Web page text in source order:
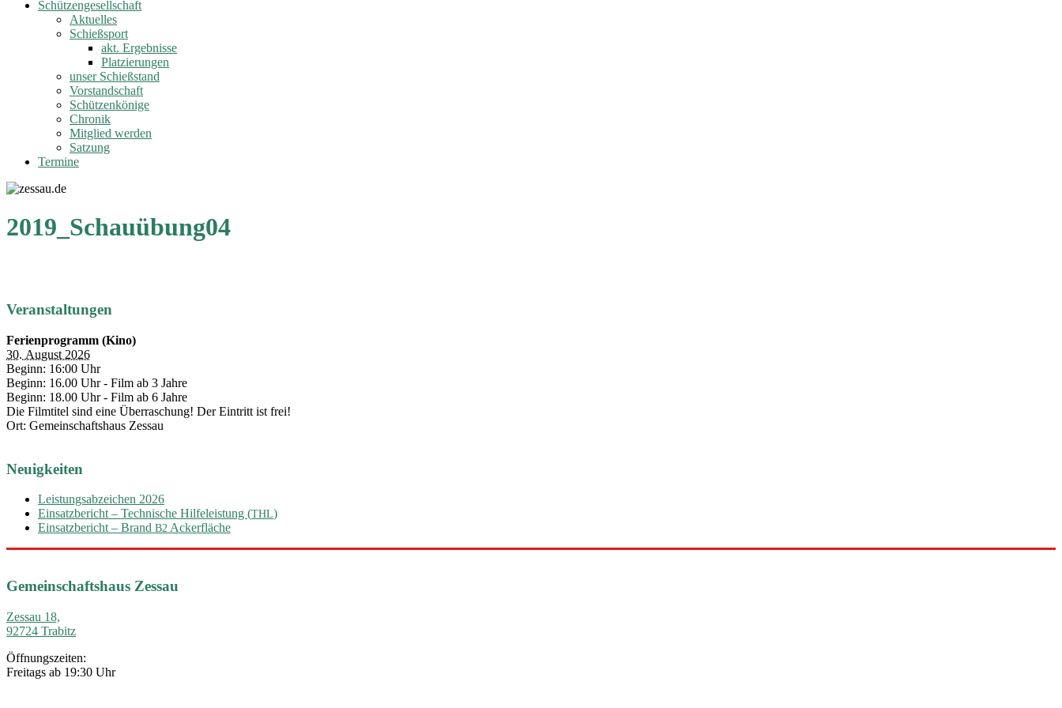
Schützengesellschaft
Aktuelles
Schießsport
akt. Ergebnisse
Platzierungen
unser Schießstand
Vorstandschaft
Schützenkönige
Chronik
Mitglied werden
Satzung
Termine
2019_Schauübung04
Veranstaltungen
Ferienprogramm (Kino)
30. August 2026
Beginn: 16:00 Uhr
Beginn: 16.00 Uhr - Film ab 3 Jahre
Beginn: 18.00 Uhr - Film ab 6 Jahre
Die Filmtitel sind eine Überraschung! Der Eintritt ist frei!
Ort: Gemeinschaftshaus Zessau
Neuigkeiten
Leistungsabzeichen 2026
Einsatzbericht – Technische Hilfeleistung (THL)
Einsatzbericht – Brand B2 Ackerfläche
Gemeinschaftshaus Zessau
Zessau 18,
92724 Trabitz
Öffnungszeiten:
Freitags ab 19:30 Uhr